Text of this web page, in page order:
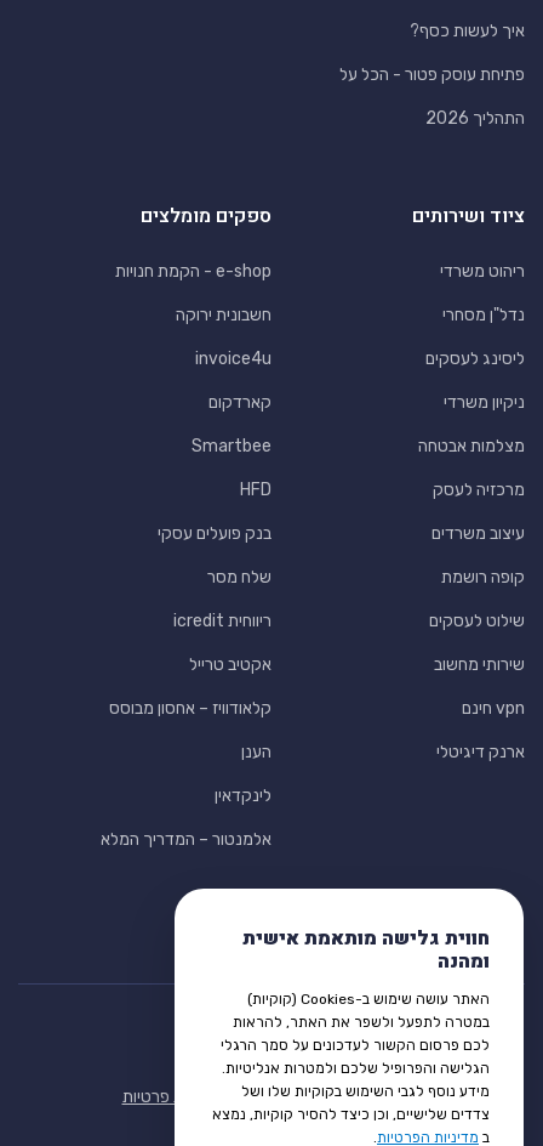
חווית גלישה מותאמת אישית
ומהנה
האתר עושה שימוש ב-Cookies (קוקיות)
במטרה לתפעל ולשפר את האתר, להראות
לכם פרסום הקשור לעדכונים על סמך הרגלי
הגלישה והפרופיל שלכם ולמטרות אנליטיות.
מידע נוסף לגבי השימוש בקוקיות שלו ושל
צדדים שלישיים, וכן כיצד להסיר קוקיות, נמצא
ב מדיניות הפרטיות.
איך לעשות כסף?
פתיחת עוסק פטור - הכל על
התהליך 2026
ציוד ושירותים
ריהוט משרדי
נדל"ן מסחרי
ליסינג לעסקים
ניקיון משרדי
מצלמות אבטחה
מרכזיה לעסק
עיצוב משרדים
קופה רושמת
שילוט לעסקים
שירותי מחשוב
vpn חינם
ארנק דיגיטלי
ספקים מומלצים
e-shop - הקמת חנויות
חשבונית ירוקה
invoice4u
קארדקום
Smartbee
HFD
בנק פועלים עסקי
שלח מסר
ריווחית icredit
אקטיב טרייל
קלאודוויז – אחסון מבוסס
הענן
לינקדאין
אלמנטור – המדריך המלא
תנאי שימוש הצהרת נגישות מדיניות פרטיות